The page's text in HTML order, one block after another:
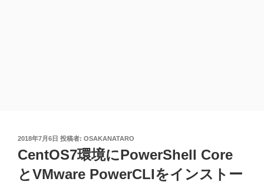
投
稿
日:
2018年7月6日 投稿者: OSAKANATARO
CentOS7環境にPowerShell Core
とVMware PowerCLIをインストー